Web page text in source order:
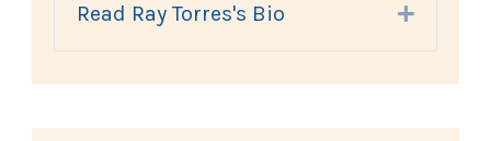
Read Ray Torres's Bio Expand